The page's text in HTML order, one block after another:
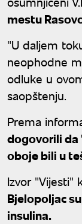
mestu
"U daljem
neophodne
odluke u
saopštenju.
Prema
dogovorili da
oboje bili u
Izvor "Vijesti"
Bjelopoljac
insulina.